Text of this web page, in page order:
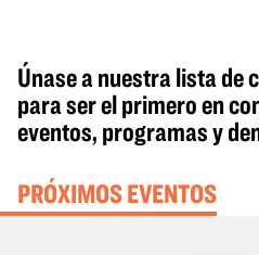
Únase a nuestra lista de
para ser el primero en
eventos, programas y
PRÓXIMOS EVENTOS